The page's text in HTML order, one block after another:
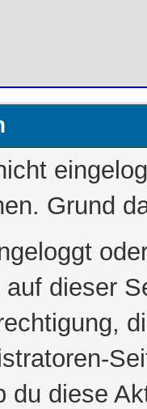
Grund
dieser
du diese